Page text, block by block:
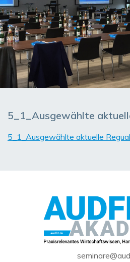
5_1_Ausgewählte
5_1_Ausgewählte aktuelle